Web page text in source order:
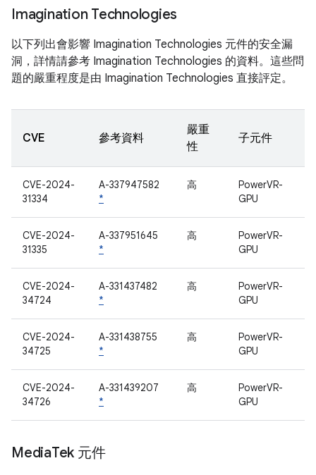
Imagination Technologies
以下列出會影響 Imagination Technologies 元件的安全漏
洞，詳情請參考 Imagination Technologies 的資料。這些問
題的嚴重程度是由 Imagination Technologies 直接評定。
CVE 參考資料
嚴重
性
子元件
CVE-2024-
31334
A-337947582
*
高
PowerVR-
GPU
CVE-2024-
31335
A-337951645
*
高
PowerVR-
GPU
CVE-2024-
34724
A-331437482
*
高
PowerVR-
GPU
CVE-2024-
34725
A-331438755
*
高
PowerVR-
GPU
CVE-2024-
34726
A-331439207
*
高
PowerVR-
GPU
MediaTek 元件